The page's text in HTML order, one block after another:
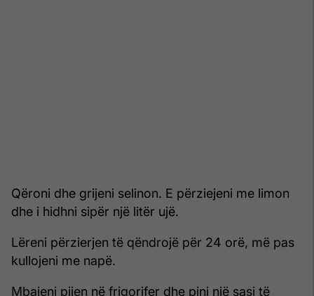
Qëroni dhe grijeni selinon. E përziejeni me limon
dhe i hidhni sipër një litër ujë.
Lëreni përzierjen të qëndrojë për 24 orë, më pas
kullojeni me napë.
Mbajeni pijen në frigorifer dhe pini një sasi të